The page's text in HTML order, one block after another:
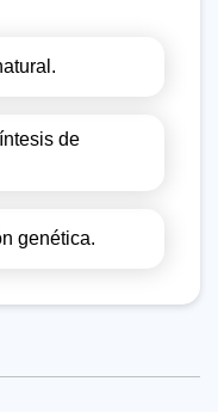
de
genética.